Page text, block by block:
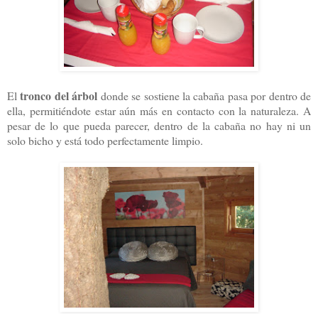
Eltronco del árbol donde se sostiene la cabaña pasa por dentro de
ella, permitiéndote estar aún más en contacto con la naturaleza. A
pesar de lo que pueda parecer, dentro de la cabaña no hay ni un
solo bicho y está todo perfectamente limpio.